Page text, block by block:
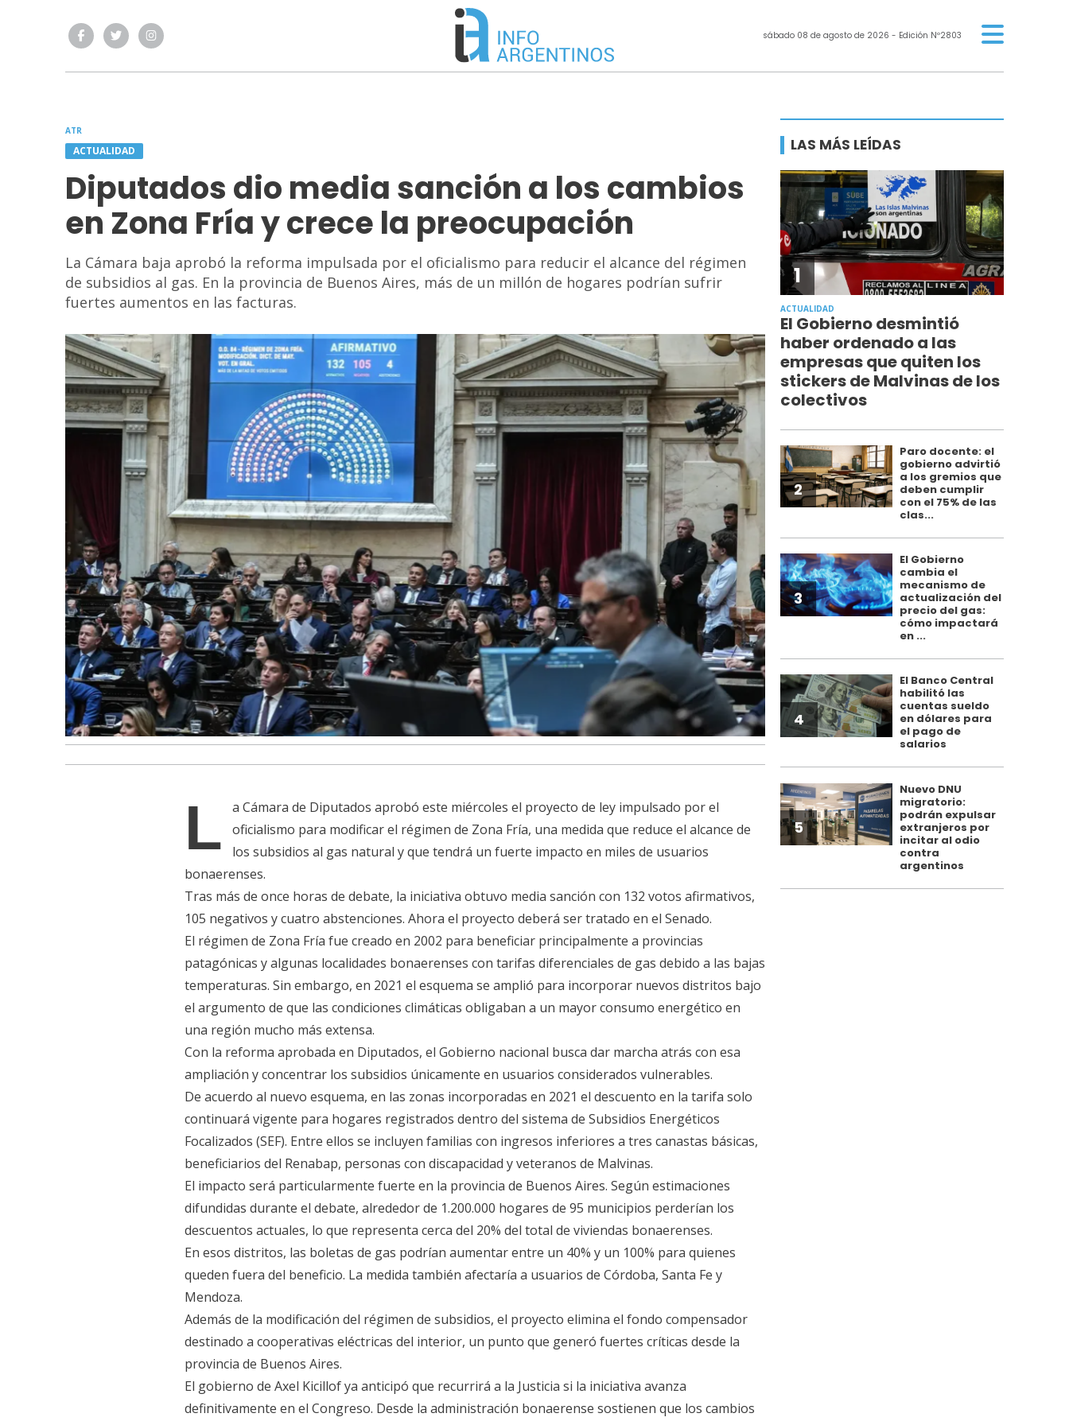
sábado 08 de agosto de 2026 - Edición Nº2803
ATR
ACTUALIDAD
Diputados dio media sanción a los cambios
en Zona Fría y crece la preocupación
La Cámara baja aprobó la reforma impulsada por el oficialismo para reducir el alcance del régimen
de subsidios al gas. En la provincia de Buenos Aires, más de un millón de hogares podrían sufrir
fuertes aumentos en las facturas.
L
a Cámara de Diputados aprobó este miércoles el proyecto de ley impulsado por el
oficialismo para modificar el régimen de Zona Fría, una medida que reduce el alcance de
los subsidios al gas natural y que tendrá un fuerte impacto en miles de usuarios
bonaerenses.
Tras más de once horas de debate, la iniciativa obtuvo media sanción con 132 votos afirmativos,
105 negativos y cuatro abstenciones. Ahora el proyecto deberá ser tratado en el Senado.
El régimen de Zona Fría fue creado en 2002 para beneficiar principalmente a provincias
patagónicas y algunas localidades bonaerenses con tarifas diferenciales de gas debido a las bajas
temperaturas. Sin embargo, en 2021 el esquema se amplió para incorporar nuevos distritos bajo
el argumento de que las condiciones climáticas obligaban a un mayor consumo energético en
una región mucho más extensa.
Con la reforma aprobada en Diputados, el Gobierno nacional busca dar marcha atrás con esa
ampliación y concentrar los subsidios únicamente en usuarios considerados vulnerables.
De acuerdo al nuevo esquema, en las zonas incorporadas en 2021 el descuento en la tarifa solo
continuará vigente para hogares registrados dentro del sistema de Subsidios Energéticos
Focalizados (SEF). Entre ellos se incluyen familias con ingresos inferiores a tres canastas básicas,
beneficiarios del Renabap, personas con discapacidad y veteranos de Malvinas.
El impacto será particularmente fuerte en la provincia de Buenos Aires. Según estimaciones
difundidas durante el debate, alrededor de 1.200.000 hogares de 95 municipios perderían los
descuentos actuales, lo que representa cerca del 20% del total de viviendas bonaerenses.
En esos distritos, las boletas de gas podrían aumentar entre un 40% y un 100% para quienes
queden fuera del beneficio. La medida también afectaría a usuarios de Córdoba, Santa Fe y
Mendoza.
Además de la modificación del régimen de subsidios, el proyecto elimina el fondo compensador
destinado a cooperativas eléctricas del interior, un punto que generó fuertes críticas desde la
provincia de Buenos Aires.
El gobierno de Axel Kicillof ya anticipó que recurrirá a la Justicia si la iniciativa avanza
definitivamente en el Congreso. Desde la administración bonaerense sostienen que los cambios
LAS MÁS LEÍDAS
1
ACTUALIDAD
El Gobierno desmintió
haber ordenado a las
empresas que quiten los
stickers de Malvinas de los
colectivos
2
Paro docente: el
gobierno advirtió
a los gremios que
deben cumplir
con el 75% de las
clas...
3
El Gobierno
cambia el
mecanismo de
actualización del
precio del gas:
cómo impactará
en ...
4
El Banco Central
habilitó las
cuentas sueldo
en dólares para
el pago de
salarios
5
Nuevo DNU
migratorio:
podrán expulsar
extranjeros por
incitar al odio
contra
argentinos